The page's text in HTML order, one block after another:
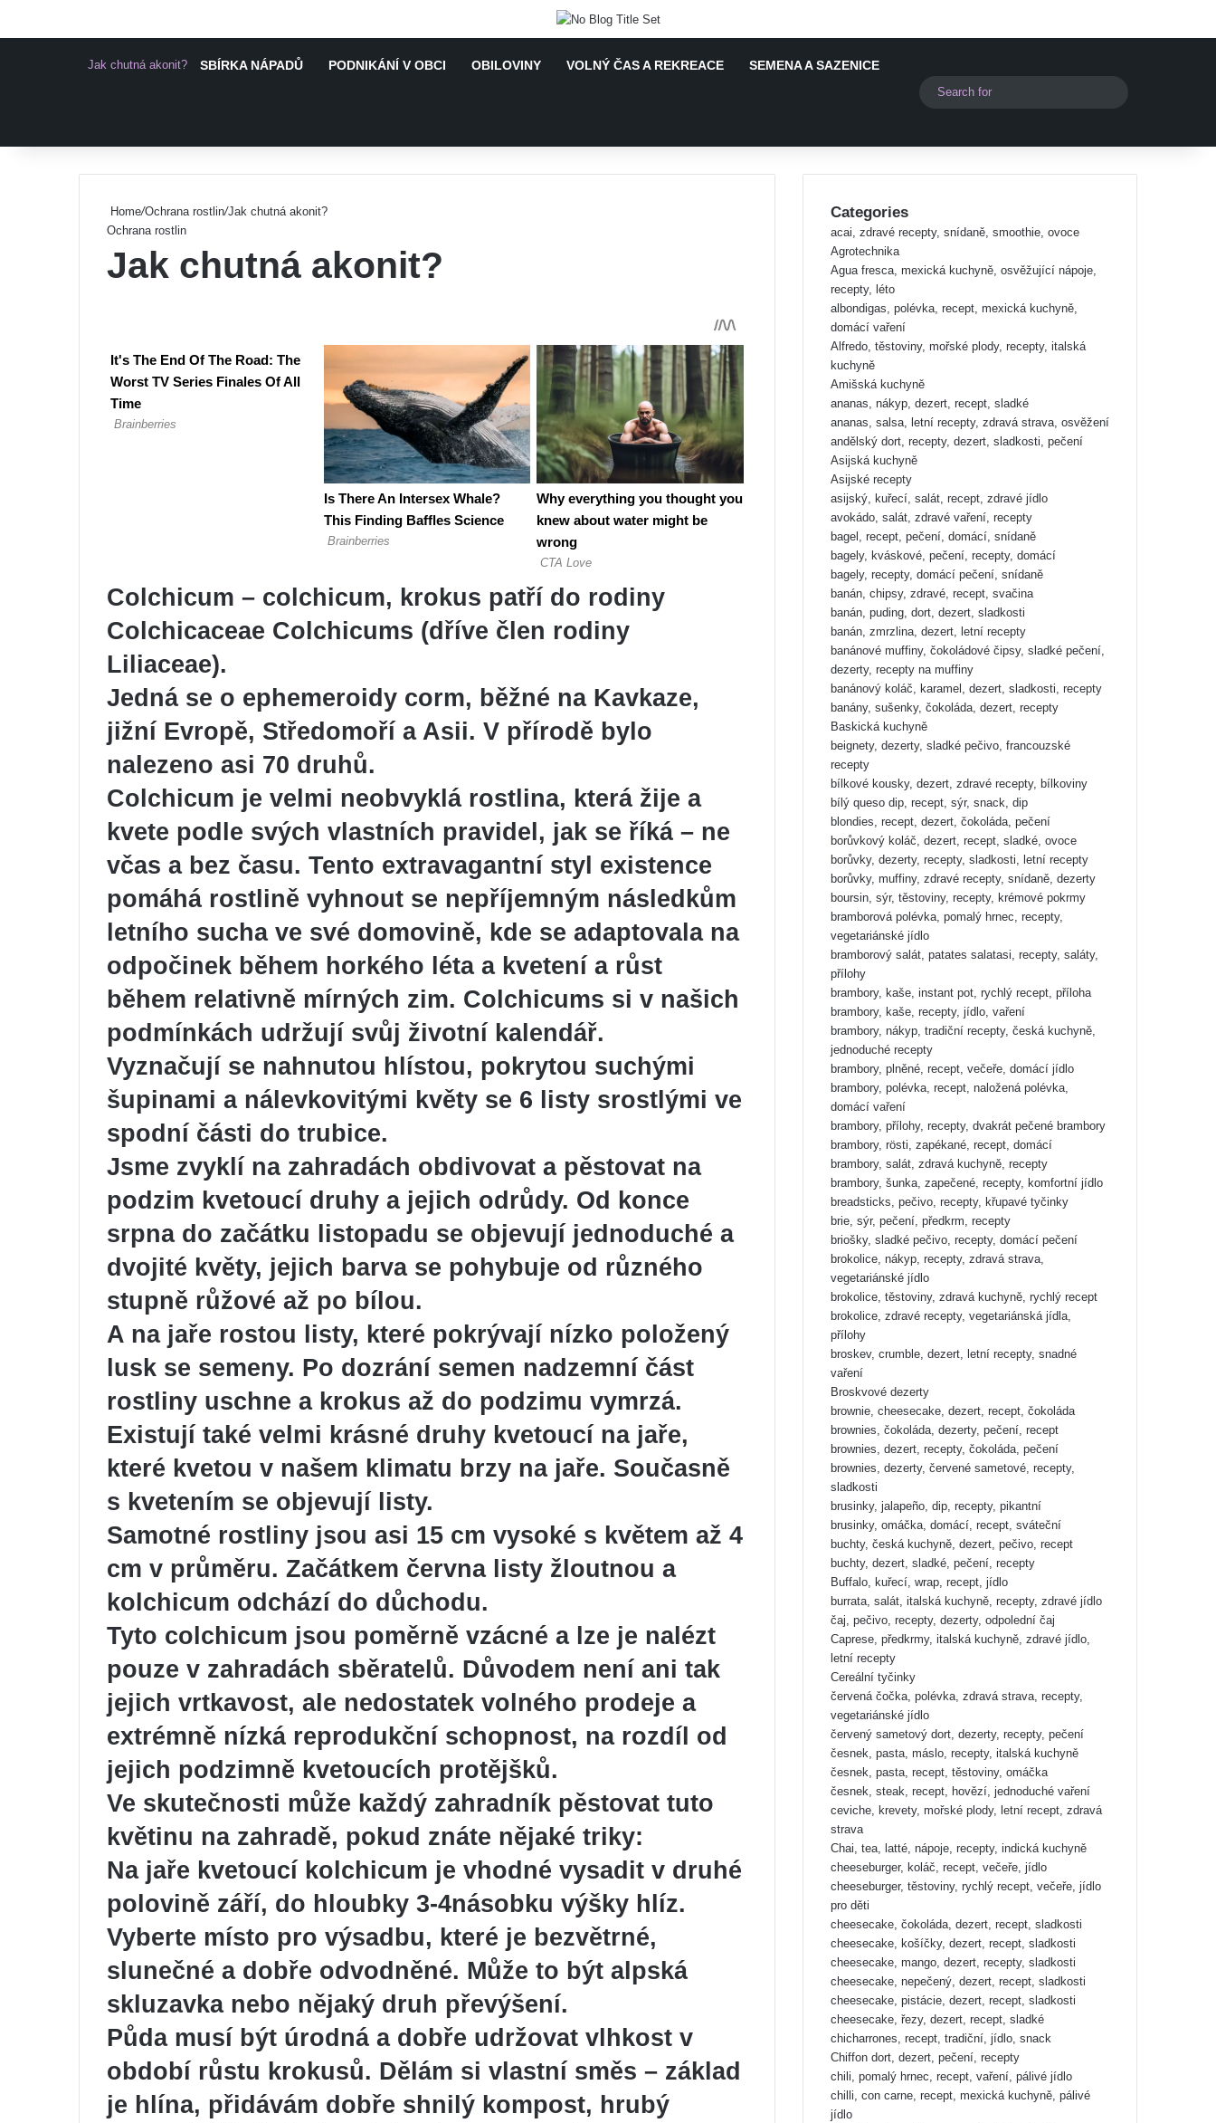
Jak chutná akonit? SBÍRKA NÁPADŮ PODNIKÁNÍ V OBCI OBILOVINY VOLNÝ ČAS A REKREACE SEMENA A SAZENICE
Switch skin
Home/Ochrana rostlin/Jak chutná akonit?
Ochrana rostlin
Jak chutná akonit?
Colchicum – colchicum, krokus patří do rodiny
Colchicaceae Colchicums (dříve člen rodiny
Liliaceae).
Jedná se o ephemeroidy corm, běžné na Kavkaze,
jižní Evropě, Středomoří a Asii. V přírodě bylo
nalezeno asi 70 druhů.
Colchicum je velmi neobvyklá rostlina, která žije a
kvete podle svých vlastních pravidel, jak se říká – ne
včas a bez času. Tento extravagantní styl existence
pomáhá rostlině vyhnout se nepříjemným následkům
letního sucha ve své domovině, kde se adaptovala na
odpočinek během horkého léta a kvetení a růst
během relativně mírných zim. Colchicums si v našich
podmínkách udržují svůj životní kalendář.
Vyznačují se nahnutou hlístou, pokrytou suchými
šupinami a nálevkovitými květy se 6 listy srostlými ve
spodní části do trubice.
Jsme zvyklí na zahradách obdivovat a pěstovat na
podzim kvetoucí druhy a jejich odrůdy. Od konce
srpna do začátku listopadu se objevují jednoduché a
dvojité květy, jejich barva se pohybuje od různého
stupně růžové až po bílou.
A na jaře rostou listy, které pokrývají nízko položený
lusk se semeny. Po dozrání semen nadzemní část
rostliny uschne a krokus až do podzimu vymrzá.
Existují také velmi krásné druhy kvetoucí na jaře,
které kvetou v našem klimatu brzy na jaře. Současně
s kvetením se objevují listy.
Samotné rostliny jsou asi 15 cm vysoké s květem až 4
cm v průměru. Začátkem června listy žloutnou a
kolchicum odchází do důchodu.
Tyto colchicum jsou poměrně vzácné a lze je nalézt
pouze v zahradách sběratelů. Důvodem není ani tak
jejich vrtkavost, ale nedostatek volného prodeje a
extrémně nízká reprodukční schopnost, na rozdíl od
jejich podzimně kvetoucích protějšků.
Ve skutečnosti může každý zahradník pěstovat tuto
květinu na zahradě, pokud znáte nějaké triky:
Na jaře kvetoucí kolchicum je vhodné vysadit v druhé
polovině září, do hloubky 3-4násobku výšky hlíz.
Vyberte místo pro výsadbu, které je bezvětrné,
slunečné a dobře odvodněné. Může to být alpská
skluzavka nebo nějaký druh převýšení.
Půda musí být úrodná a dobře udržovat vlhkost v
období růstu krokusů. Dělám si vlastní směs – základ
je hlína, přidávám dobře shnilý kompost, hrubý
Categories
acai, zdravé recepty, snídaně, smoothie, ovoce
Agrotechnika
Agua fresca, mexická kuchyně, osvěžující nápoje,
recepty, léto
albondigas, polévka, recept, mexická kuchyně,
domácí vaření
Alfredo, těstoviny, mořské plody, recepty, italská
kuchyně
Amišská kuchyně
ananas, nákyp, dezert, recept, sladké
ananas, salsa, letní recepty, zdravá strava, osvěžení
andělský dort, recepty, dezert, sladkosti, pečení
Asijská kuchyně
Asijské recepty
asijský, kuřecí, salát, recept, zdravé jídlo
avokádo, salát, zdravé vaření, recepty
bagel, recept, pečení, domácí, snídaně
bagely, kváskové, pečení, recepty, domácí
bagely, recepty, domácí pečení, snídaně
banán, chipsy, zdravé, recept, svačina
banán, puding, dort, dezert, sladkosti
banán, zmrzlina, dezert, letní recepty
banánové muffiny, čokoládové čipsy, sladké pečení,
dezerty, recepty na muffiny
banánový koláč, karamel, dezert, sladkosti, recepty
banány, sušenky, čokoláda, dezert, recepty
Baskická kuchyně
beignety, dezerty, sladké pečivo, francouzské
recepty
bílkové kousky, dezert, zdravé recepty, bílkoviny
bílý queso dip, recept, sýr, snack, dip
blondies, recept, dezert, čokoláda, pečení
borůvkový koláč, dezert, recept, sladké, ovoce
borůvky, dezerty, recepty, sladkosti, letní recepty
borůvky, muffiny, zdravé recepty, snídaně, dezerty
boursin, sýr, těstoviny, recepty, krémové pokrmy
bramborová polévka, pomalý hrnec, recepty,
vegetariánské jídlo
bramborový salát, patates salatasi, recepty, saláty,
přílohy
brambory, kaše, instant pot, rychlý recept, příloha
brambory, kaše, recepty, jídlo, vaření
brambory, nákyp, tradiční recepty, česká kuchyně,
jednoduché recepty
brambory, plněné, recept, večeře, domácí jídlo
brambory, polévka, recept, naložená polévka,
domácí vaření
brambory, přílohy, recepty, dvakrát pečené brambory
brambory, rösti, zapékané, recept, domácí
brambory, salát, zdravá kuchyně, recepty
brambory, šunka, zapečené, recepty, komfortní jídlo
breadsticks, pečivo, recepty, křupavé tyčinky
brie, sýr, pečení, předkrm, recepty
briošky, sladké pečivo, recepty, domácí pečení
brokolice, nákyp, recepty, zdravá strava,
vegetariánské jídlo
brokolice, těstoviny, zdravá kuchyně, rychlý recept
brokolice, zdravé recepty, vegetariánská jídla,
přílohy
broskev, crumble, dezert, letní recepty, snadné
vaření
Broskvové dezerty
brownie, cheesecake, dezert, recept, čokoláda
brownies, čokoláda, dezerty, pečení, recept
brownies, dezert, recepty, čokoláda, pečení
brownies, dezerty, červené sametové, recepty,
sladkosti
brusinky, jalapeño, dip, recepty, pikantní
brusinky, omáčka, domácí, recept, sváteční
buchty, česká kuchyně, dezert, pečivo, recept
buchty, dezert, sladké, pečení, recepty
Buffalo, kuřecí, wrap, recept, jídlo
burrata, salát, italská kuchyně, recepty, zdravé jídlo
čaj, pečivo, recepty, dezerty, odpolední čaj
Caprese, předkrmy, italská kuchyně, zdravé jídlo,
letní recepty
Cereální tyčinky
červená čočka, polévka, zdravá strava, recepty,
vegetariánské jídlo
červený sametový dort, dezerty, recepty, pečení
česnek, pasta, máslo, recepty, italská kuchyně
česnek, pasta, recept, těstoviny, omáčka
česnek, steak, recept, hovězí, jednoduché vaření
ceviche, krevety, mořské plody, letní recept, zdravá
strava
Chai, tea, latté, nápoje, recepty, indická kuchyně
cheeseburger, koláč, recept, večeře, jídlo
cheeseburger, těstoviny, rychlý recept, večeře, jídlo
pro děti
cheesecake, čokoláda, dezert, recept, sladkosti
cheesecake, košíčky, dezert, recept, sladkosti
cheesecake, mango, dezert, recepty, sladkosti
cheesecake, nepečený, dezert, recept, sladkosti
cheesecake, pistácie, dezert, recept, sladkosti
cheesecake, řezy, dezert, recept, sladké
chicharrones, recept, tradiční, jídlo, snack
Chiffon dort, dezert, pečení, recepty
chili, pomalý hrnec, recept, vaření, pálivé jídlo
chilli, con carne, recept, mexická kuchyně, pálivé
jídlo